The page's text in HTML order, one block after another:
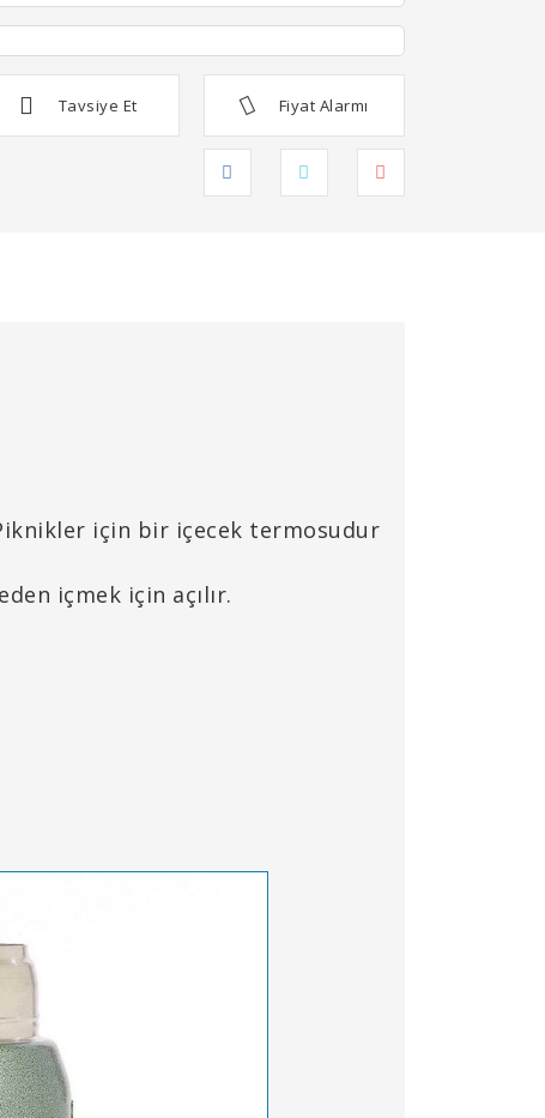
Tavsiye Et Fiyat Alarmı
için bir içecek termosudur
içmek için açılır.